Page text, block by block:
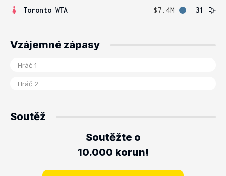
Toronto WTA
$7.4M 31
Vzájemné zápasy
Soutěž
Soutěžte o
10.000 korun!